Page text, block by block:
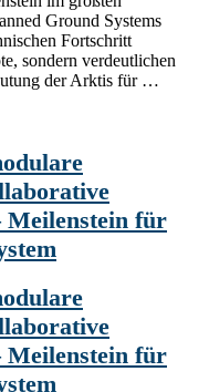
Ground Systems
Fortschritt
sondern verdeutlichen
der Arktis für …
für
für